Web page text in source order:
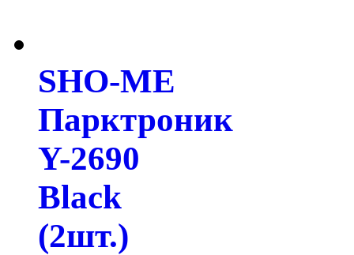
SHO-ME
Парктроник
Y-2690
Black
(2шт.)